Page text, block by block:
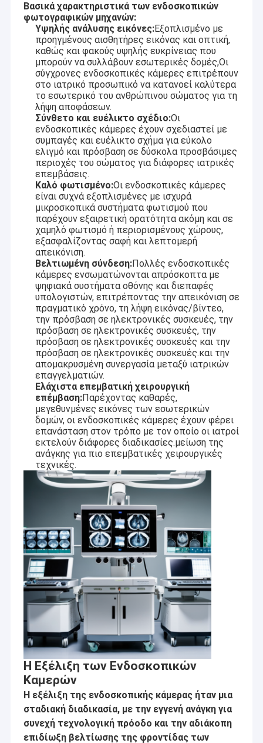
Αρχική Σελίδα
Προϊόντα
Βίντεο
Βασικά χαρακτηριστικά των ενδοσκοπικών
φωτογραφικών μηχανών:
Υψηλής ανάλυσης εικόνες:Εξοπλισμένο με
προηγμένους αισθητήρες εικόνας και οπτική,
καθώς και φακούς υψηλής ευκρίνειας που
μπορούν να συλλάβουν εσωτερικές δομές,Οι
σύγχρονες ενδοσκοπικές κάμερες επιτρέπουν
στο ιατρικό προσωπικό να κατανοεί καλύτερα
το εσωτερικό του ανθρώπινου σώματος για τη
λήψη αποφάσεων.
Σύνθετο και ευέλικτο σχέδιο:Οι
ενδοσκοπικές κάμερες έχουν σχεδιαστεί με
συμπαγές και ευέλικτο σχήμα για εύκολο
ελιγμό και πρόσβαση σε δύσκολα προσβάσιμες
περιοχές του σώματος για διάφορες ιατρικές
επεμβάσεις.
Καλό φωτισμένο:Οι ενδοσκοπικές κάμερες
είναι συχνά εξοπλισμένες με ισχυρά
μικροσκοπικά συστήματα φωτισμού που
παρέχουν εξαιρετική ορατότητα ακόμη και σε
χαμηλό φωτισμό ή περιορισμένους χώρους,
εξασφαλίζοντας σαφή και λεπτομερή
απεικόνιση.
Βελτιωμένη σύνδεση:Πολλές ενδοσκοπικές
κάμερες ενσωματώνονται απρόσκοπτα με
ψηφιακά συστήματα οθόνης και διεπαφές
υπολογιστών, επιτρέποντας την απεικόνιση σε
πραγματικό χρόνο, τη λήψη εικόνας/βίντεο,
την πρόσβαση σε ηλεκτρονικές συσκευές, την
πρόσβαση σε ηλεκτρονικές συσκευές, την
πρόσβαση σε ηλεκτρονικές συσκευές και την
πρόσβαση σε ηλεκτρονικές συσκευές.και την
απομακρυσμένη συνεργασία μεταξύ ιατρικών
επαγγελματιών.
Ελάχιστα επεμβατική χειρουργική
επέμβαση:Παρέχοντας καθαρές,
μεγεθυνμένες εικόνες των εσωτερικών
δομών, οι ενδοσκοπικές κάμερες έχουν φέρει
επανάσταση στον τρόπο με τον οποίο οι ιατροί
εκτελούν διάφορες διαδικασίες.μείωση της
ανάγκης για πιο επεμβατικές χειρουργικές
τεχνικές.
Η Εξέλιξη των Ενδοσκοπικών
Καμερών
Η εξέλιξη της ενδοσκοπικής κάμερας ήταν μια
σταδιακή διαδικασία, με την εγγενή ανάγκη για
συνεχή τεχνολογική πρόοδο και την αδιάκοπη
επιδίωξη βελτίωσης της φροντίδας των
Η Co. τεχνολογίας Sinoseen Shenzhen, ΕΠΕ καθιερώθηκε το
Μάρτιο του 2009. Για δεκαετίες, Sinoseen έχει αφιερωθεί στην
παροχή των πελατών τις διάφορες προσαρμοσμένες OEM/ODM
λύσεις επεξεργασίας εικόνας CMOS από το σχέδιο και η
ανάπτυξη, που κατασκευάζει, στις μεταπωλήσεις μιας στάσης